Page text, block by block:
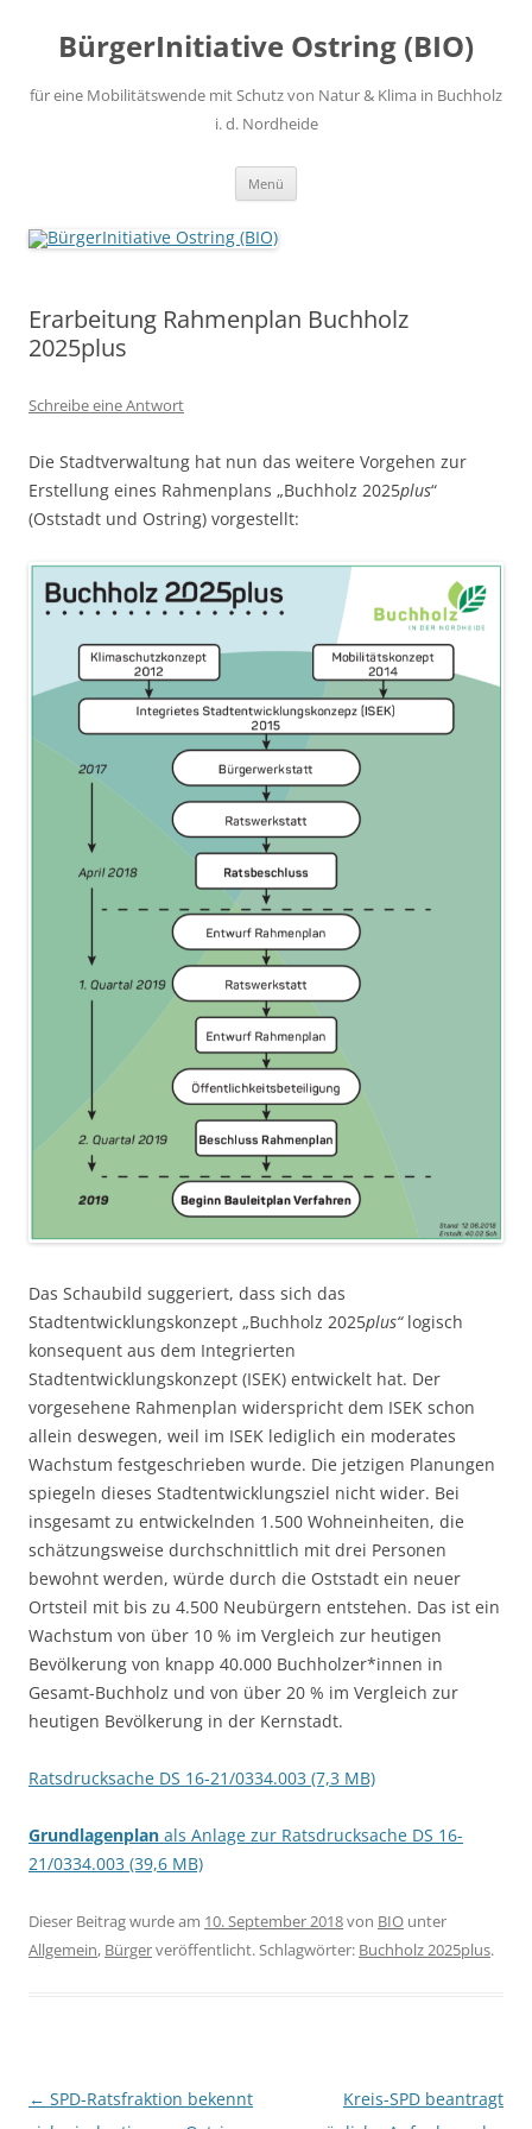
springen
BürgerInitiative Ostring (BIO)
für eine Mobilitätswende mit Schutz von Natur & Klima in Buchholz
i. d. Nordheide
Menü
Erarbeitung Rahmenplan Buchholz
2025plus
Schreibe eine Antwort
Die Stadtverwaltung hat nun das weitere Vorgehen zur
Erstellung eines Rahmenplans „Buchholz 2025plus“
(Oststadt und Ostring) vorgestellt:
Das Schaubild suggeriert, dass sich das
Stadtentwicklungskonzept „Buchholz 2025plus“logisch
konsequent aus dem Integrierten
Stadtentwicklungskonzept (ISEK) entwickelt hat. Der
vorgesehene Rahmenplan widerspricht dem ISEK schon
allein deswegen, weil im ISEK lediglich ein moderates
Wachstum festgeschrieben wurde. Die jetzigen Planungen
spiegeln dieses Stadtentwicklungsziel nicht wider. Bei
insgesamt zu entwickelnden 1.500 Wohneinheiten, die
schätzungsweise durchschnittlich mit drei Personen
bewohnt werden, würde durch die Oststadt ein neuer
Ortsteil mit bis zu 4.500 Neubürgern entstehen. Das ist ein
Wachstum von über 10 % im Vergleich zur heutigen
Bevölkerung von knapp 40.000 Buchholzer*innen in
Gesamt-Buchholz und von über 20 % im Vergleich zur
heutigen Bevölkerung in der Kernstadt.
Ratsdrucksache DS 16-21/0334.003 (7,3 MB)
Grundlagenplan als Anlage zur Ratsdrucksache DS 16-
21/0334.003 (39,6 MB)
Dieser Beitrag wurde am 10. September 2018von BIO unter
Allgemein, Bürgerveröffentlicht. Schlagwörter: Buchholz 2025plus.
Beitragsnavigation
← SPD-Ratsfraktion bekennt
Kreis-SPD beantragt